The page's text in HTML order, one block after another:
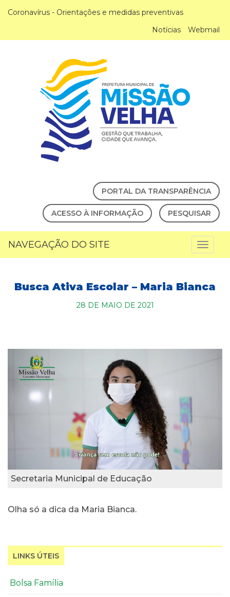
Coronavírus - Orientações e medidas preventivas
Notícias
Webmail
PORTAL DA TRANSPARÊNCIA
ACESSO À INFORMAÇÃO PESQUISAR
NAVEGAÇÃO DO SITE
Busca Ativa Escolar – Maria Bianca
28 DE MAIO DE 2021
Secretaria Municipal de Educação
Olha só a dica da Maria Bianca.
LINKS ÚTEIS
Bolsa Família